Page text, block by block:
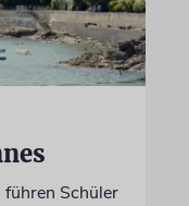
Schüler